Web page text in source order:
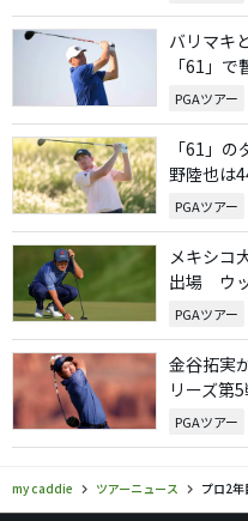
バリマキ
「61」
PGAツアー
「61」
野陸也は
PGAツアー
メキシコ
出場 ウ
PGAツアー
金谷拓実
リーズ第
PGAツアー
my caddie ツアーニュース プロ2年目